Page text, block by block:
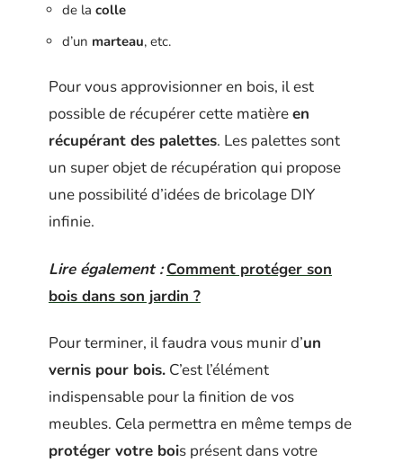
de la colle
d’un marteau, etc.
Pour vous approvisionner en bois, il est
possible de récupérer cette matièreen
récupérant des palettes. Les palettes sont
un super objet de récupération qui propose
une possibilité d’idées de bricolage DIY
infinie.
Lire également : Comment protéger son
bois dans son jardin ?
Pour terminer, il faudra vous munir d’un
vernis pour bois. C’est l’élément
indispensable pour la finition de vos
meubles. Cela permettra en même temps de
protéger votre bois présent dans votre